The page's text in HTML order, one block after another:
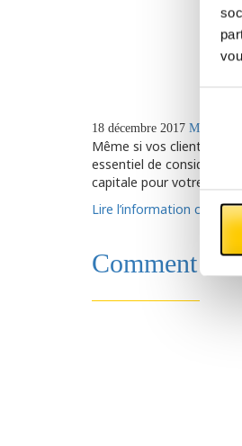
18 décembre 2017 Marketing
Même si vos clients
essentiel de considérer
capitale pour votre
Lire l’information
Comment